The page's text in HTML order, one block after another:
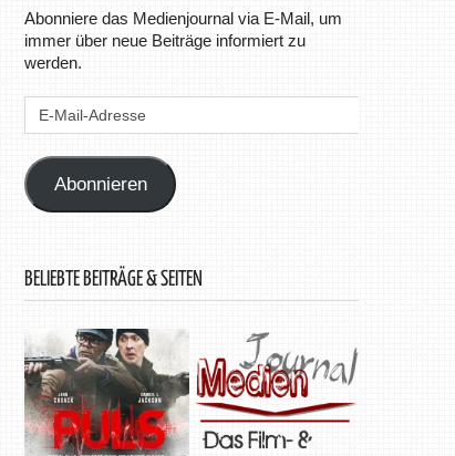
Abonniere das Medienjournal via E-Mail, um
immer über neue Beiträge informiert zu
werden.
E-
Abonnieren
BELIEBTE BEITRÄGE & SEITEN